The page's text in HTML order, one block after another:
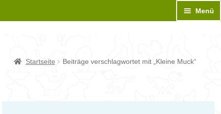
Menü
Sonderanfertigung
Startseite Beiträge verschlagwortet mit „Kleine Muck“